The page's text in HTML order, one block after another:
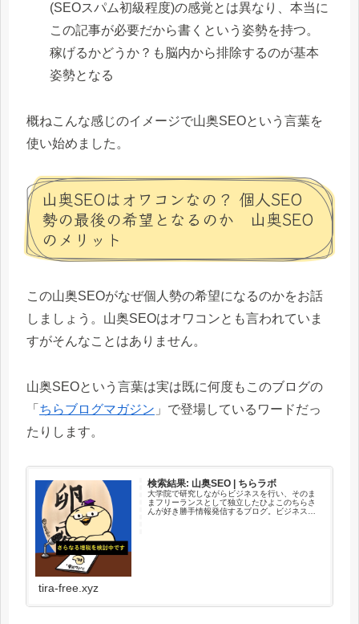
(SEOスパム初級程度)の感覚とは異なり、本当に
この記事が必要だから書くという姿勢を持つ。
稼げるかどうか？も脳内から排除するのが基本
姿勢となる
概ねこんな感じのイメージで山奥SEOという言葉を
使い始めました。
山奥SEOはオワコンなの？ 個人SEO
勢の最後の希望となるのか 山奥SEO
のメリット
この山奥SEOがなぜ個人勢の希望になるのかをお話
しましょう。山奥SEOはオワコンとも言われていま
すがそんなことはありません。
山奥SEOという言葉は実は既に何度もこのブログの
「 ちらブログマガジン 」で登場しているワードだっ
たりします。
検索結果: 山奥SEO | ちらラボ
大学院で研究しながらビジネスを行い、そのま
まフリーランスとして独立したひよこのちらさ
んが好き勝手情報発信するブログ。ビジネス記
tira-free.xyz